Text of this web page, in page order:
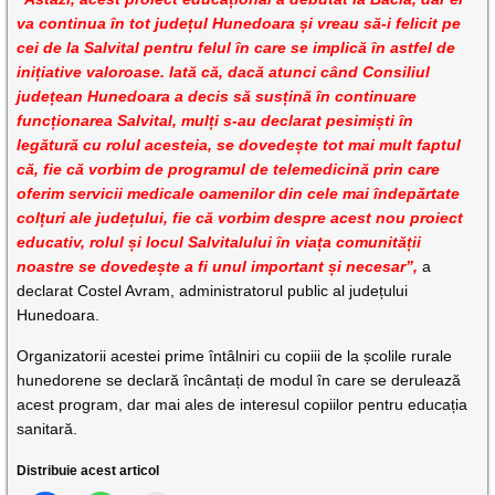
va continua în tot județul Hunedoara și vreau să-i felicit pe
cei de la Salvital pentru felul în care se implică în astfel de
inițiative valoroase. Iată că, dacă atunci când Consiliul
județean Hunedoara a decis să susțină în continuare
funcționarea Salvital, mulți s-au declarat pesimiști în
legătură cu rolul acesteia, se dovedește tot mai mult faptul
că, fie că vorbim de programul de telemedicină prin care
oferim servicii medicale oamenilor din cele mai îndepărtate
colțuri ale județului, fie că vorbim despre acest nou proiect
educativ, rolul și locul Salvitalului în viața comunității
noastre se dovedește a fi unul important și necesar”, a
declarat Costel Avram, administratorul public al județului
Hunedoara.
Organizatorii acestei prime întâlniri cu copiii de la școlile rurale
hunedorene se declară încântați de modul în care se derulează
acest program, dar mai ales de interesul copiilor pentru educația
sanitară.
Distribuie acest articol